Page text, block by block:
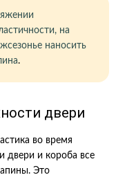
на
наносить
.
двери
во время
двери и короба все
Это